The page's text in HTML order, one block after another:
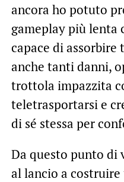
ancora ho potuto
gameplay più lenta
capace di
anche tanti danni,
trottola impazzita
teletrasportarsi e
di sé stessa per
Da questo punto di
al lancio a costruire